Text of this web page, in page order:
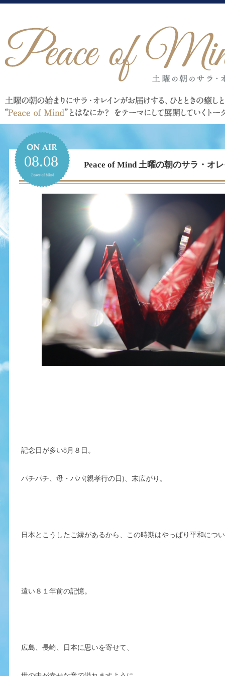
08.08 Peace of Mind 土曜の朝のサラ・オ
記念日が多い8月８日。
パチパチ、母・パパ(親孝行の日)、末広がり。
日本とこうしたご縁があるから、この時期はやっぱり平和につ
遠い８１年前の記憶。
広島、長崎、日本に思いを寄せて、